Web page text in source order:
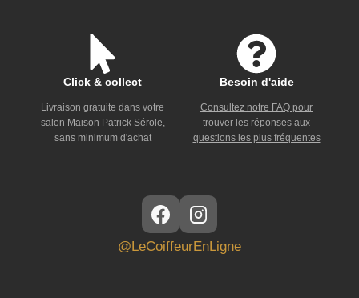
Click & collect
Livraison gratuite dans votre
salon Maison Patrick Sérole,
sans minimum d'achat
Besoin d'aide
Consultez notre FAQ pour
trouver les réponses aux
questions les plus fréquentes
@LeCoiffeurEnLigne